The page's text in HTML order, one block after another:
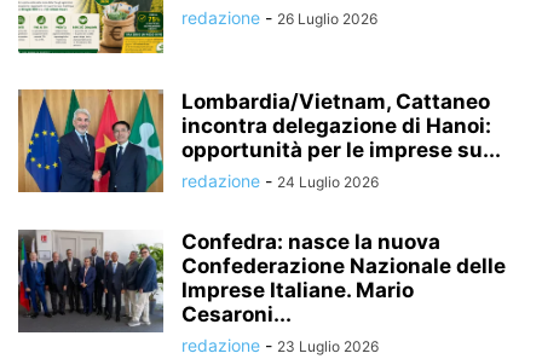
redazione - 26 Luglio 2026
Lombardia/Vietnam, Cattaneo
incontra delegazione di Hanoi:
opportunità per le imprese su...
redazione - 24 Luglio 2026
Confedra: nasce la nuova
Confederazione Nazionale delle
Imprese Italiane. Mario
Cesaroni...
redazione - 23 Luglio 2026